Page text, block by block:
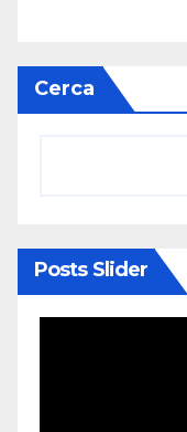
Cerca
Posts Slider